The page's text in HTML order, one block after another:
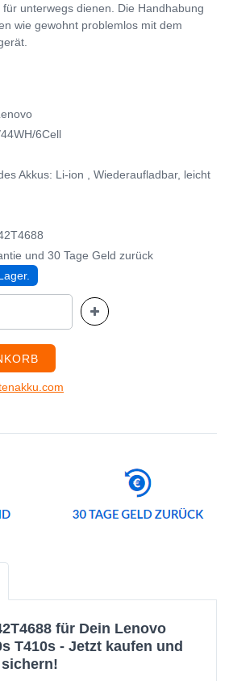
unterwegs dienen. Die Handhabung
wie gewohnt problemlos mit dem
6Cell
Akkus: Li-ion , Wiederaufladbar, leicht
und 30 Tage Geld zurück
für Dein Lenovo
T410s - Jetzt kaufen und